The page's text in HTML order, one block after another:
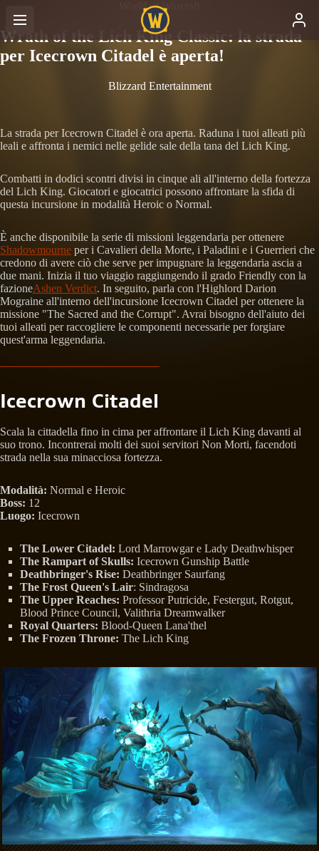
World of Warcraft
Wrath of the Lich King Classic: la strada
per Icecrown Citadel è aperta!
Blizzard Entertainment
La strada per Icecrown Citadel è ora aperta. Raduna i tuoi alleati più
leali e affronta i nemici nelle gelide sale della tana del Lich King.
Combatti in dodici scontri divisi in cinque ali all'interno della fortezza
del Lich King. Giocatori e giocatrici possono affrontare la sfida di
questa incursione in modalità Heroic o Normal.
È anche disponibile la serie di missioni leggendaria per ottenere
Shadowmourne per i Cavalieri della Morte, i Paladini e i Guerrieri che
credono di avere ciò che serve per impugnare la leggendaria ascia a
due mani. Inizia il tuo viaggio raggiungendo il grado Friendly con la
fazioneAshen Verdict. In seguito, parla con l'Highlord Darion
Mograine all'interno dell'incursione Icecrown Citadel per ottenere la
missione "The Sacred and the Corrupt". Avrai bisogno dell'aiuto dei
tuoi alleati per raccogliere le componenti necessarie per forgiare
quest'arma leggendaria.
Icecrown Citadel
Scala la cittadella fino in cima per affrontare il Lich King davanti al
suo trono. Incontrerai molti dei suoi servitori Non Morti, facendoti
strada nella sua minacciosa fortezza.
Modalità: Normal e Heroic
Boss: 12
Luogo: Icecrown
The Lower Citadel: Lord Marrowgar e Lady Deathwhisper
The Rampart of Skulls: Icecrown Gunship Battle
Deathbringer's Rise: Deathbringer Saurfang
The Frost Queen's Lair: Sindragosa
The Upper Reaches: Professor Putricide, Festergut, Rotgut,
Blood Prince Council, Valithria Dreamwalker
Royal Quarters: Blood-Queen Lana'thel
The Frozen Throne: The Lich King